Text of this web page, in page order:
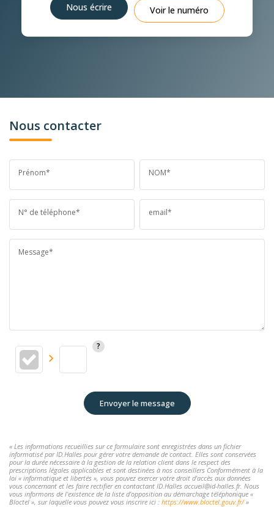
Nous écrire Voir le numéro
Nous contacter
Prénom* NOM*
N° de téléphone* email*
Message*
Envoyer le message
« Les informations recueillies sur ce formulaire sont enregistrées dans un fichier
informatisé par ID.Halles pour gérer votre demande de contact. Elles sont conservées
pour la durée nécessaire à la gestion de la relation client dans le respect des
prescriptions légales applicables et sont destinées à nos conseillers Conformément à la
loi « informatique et libertés », vous pouvez exercer votre droit d'accès aux données
vous concernant et les faire rectifier en contactant ID.Halles accueil@id-halles.fr. Nous
vous informons de l'existence de la liste d'opposition au démarchage téléphonique «
Bloctel », sur laquelle vous pouvez vous inscrire ici : https://www.bloctel.gouv.fr/»